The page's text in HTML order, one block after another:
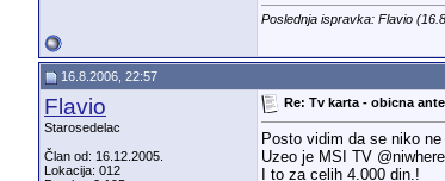
Poslednja ispravka: Flavio
16.8.2006, 22:57
Flavio
Starosedelac
Član od: 16.12.2005.
Lokacija: 012
Re: Tv karta - obicna
Posto vidim da se niko
Uzeo je MSI TV @niwhere
I to za celih 4.000 din.!